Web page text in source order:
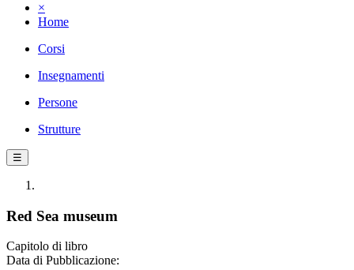
×
Home
Corsi
Insegnamenti
Persone
Strutture
☰
Red Sea museum
Capitolo di libro
Data di Pubblicazione: